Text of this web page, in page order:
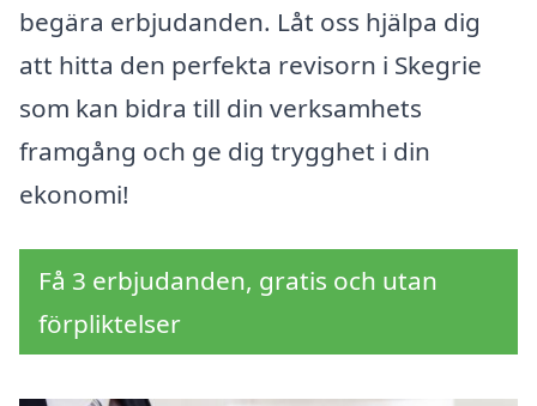
begära erbjudanden. Låt oss hjälpa dig
att hitta den perfekta revisorn i Skegrie
som kan bidra till din verksamhets
framgång och ge dig trygghet i din
ekonomi!
Få 3 erbjudanden, gratis och utan
förpliktelser